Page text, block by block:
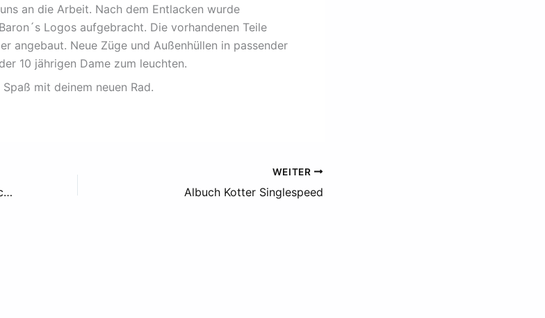
an die Arbeit. Nach dem Entlacken wurde
Logos aufgebracht. Die vorhandenen Teile
angebaut. Neue Züge und Außenhüllen in passender
10 jährigen Dame zum leuchten.
mit deinem neuen Rad.
Radbauprojekt – Südtiroler Speckstüberl
WEITER
Albuch Kotter Singlespeed